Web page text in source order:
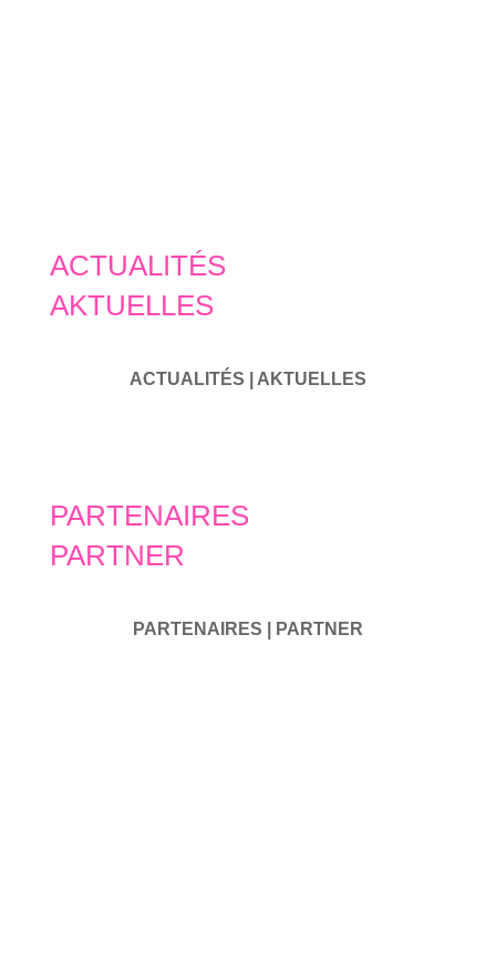
ACTUALITÉS
AKTUELLES
ACTUALITÉS | AKTUELLES
PARTENAIRES
PARTNER
PARTENAIRES | PARTNER